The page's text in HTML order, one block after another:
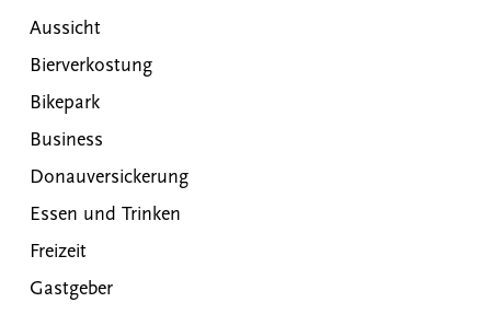
Aussicht
Bierverkostung
Bikepark
Business
Donauversickerung
Essen und Trinken
Freizeit
Gastgeber